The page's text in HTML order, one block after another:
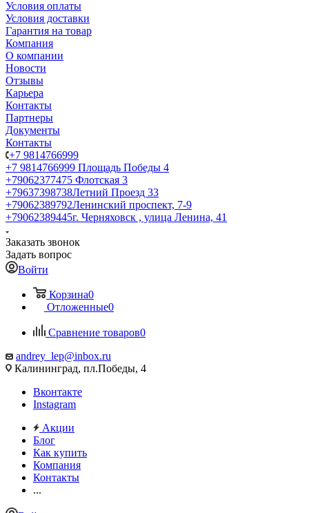
Условия оплаты
Условия доставки
Гарантия на товар
Компания
О компании
Новости
Отзывы
Карьера
Контакты
Партнеры
Документы
Контакты
+7 9814766999
+7 9814766999 Площадь Победы 4
+79062377475 Флотская 3
+79637398738Летний Проезд 33
+79062389792Ленинский проспект, 7-9
+79062389445г. Черняховск , улица Ленина, 41
Заказать звонок
Задать вопрос
Войти
Корзина0
Отложенные0
Сравнение товаров0
andrey_lep@inbox.ru
Калининград, пл.Победы, 4
Вконтакте
Instagram
Акции
Блог
Как купить
Компания
Контакты
...